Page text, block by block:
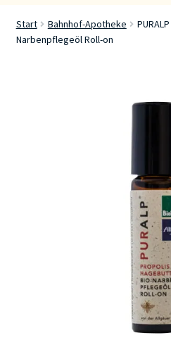
Servicer
Start Bahnhof-Apotheke
Narbenpflegeöl Roll-on